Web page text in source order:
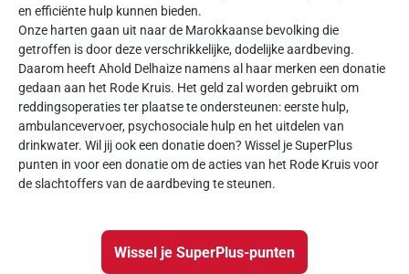
en efficiënte hulp kunnen bieden.
Onze harten gaan uit naar de Marokkaanse bevolking die
getroffen is door deze verschrikkelijke, dodelijke aardbeving.
Daarom heeft Ahold Delhaize namens al haar merken een donatie
gedaan aan het Rode Kruis. Het geld zal worden gebruikt om
reddingsoperaties ter plaatse te ondersteunen: eerste hulp,
ambulancevervoer, psychosociale hulp en het uitdelen van
drinkwater. Wil jij ook een donatie doen? Wissel je SuperPlus
punten in voor een donatie om de acties van het Rode Kruis voor
de slachtoffers van de aardbeving te steunen.
Wissel je SuperPlus-punten